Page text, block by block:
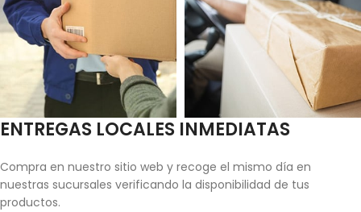
ENTREGAS LOCALES INMEDIATAS
Compra en nuestro sitio web y recoge el mismo día en
nuestras sucursales verificando la disponibilidad de tus
productos.